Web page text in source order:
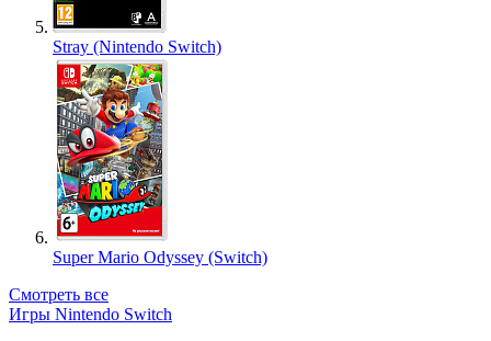
Stray (Nintendo Switch)
Super Mario Odyssey (Switch)
Смотреть все
Игры Nintendo Switch